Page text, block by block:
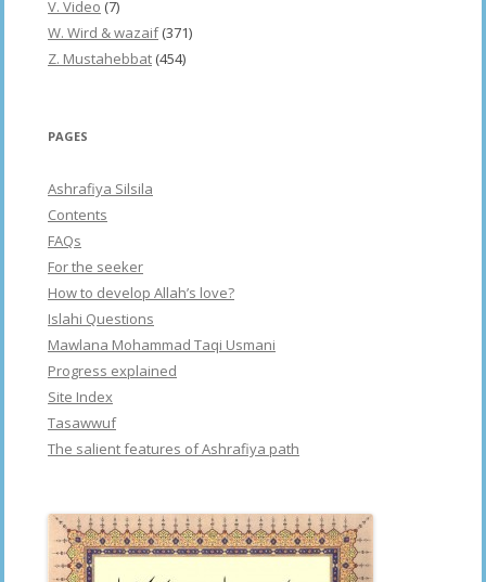
V. Video (7)
W. Wird & wazaif(371)
Z. Mustahebbat (454)
PAGES
Ashrafiya Silsila
Contents
FAQs
For the seeker
How to develop Allah’s love?
Islahi Questions
Mawlana Mohammad Taqi Usmani
Progress explained
Site Index
Tasawwuf
The salient features of Ashrafiya path